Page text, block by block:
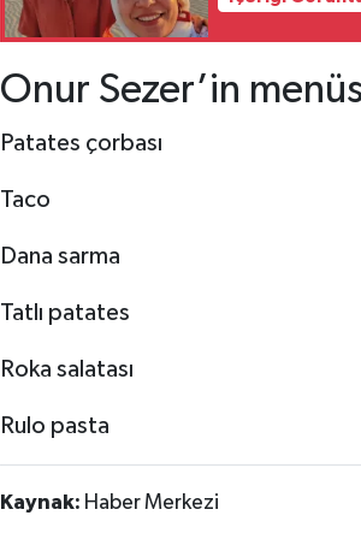
Onur Sezer’in
Patates çorbası
Taco
Dana sarma
Tatlı patates
Roka salatası
Rulo pasta
Kaynak: Haber Merkezi